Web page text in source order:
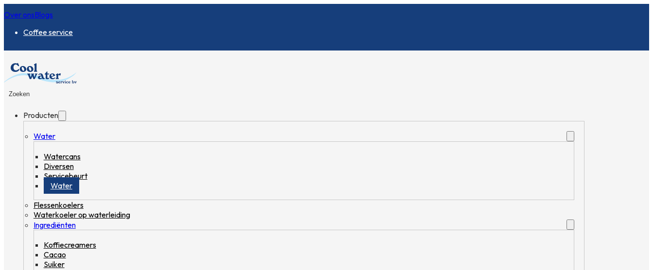
Over onsBlogs
Coffee service
Zoeken
Producten
Water
Watercans
Diversen
Servicebeurt
Water
Flessenkoelers
Waterkoeler op waterleiding
Ingrediënten
Koffiecreamers
Cacao
Suiker